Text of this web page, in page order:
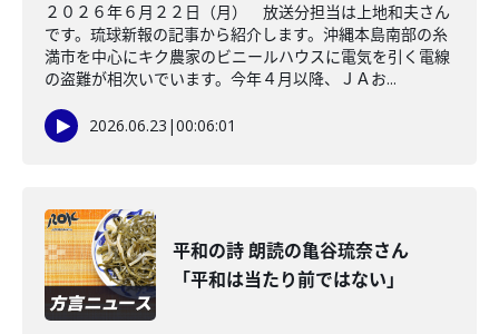
２０２６年６月２２日（月） 放送分担当は上地和夫さん
です。琉球新報の記事から紹介します。沖縄本島南部の糸
満市を中心にキク農家のビニールハウスに電気を引く電線
の盗難が相次いでいます。今年４月以降、ＪＡお...
2026.06.23 |00:06:01
平和の詩 朗読の亀谷琉奈さん
「平和は当たり前ではない」